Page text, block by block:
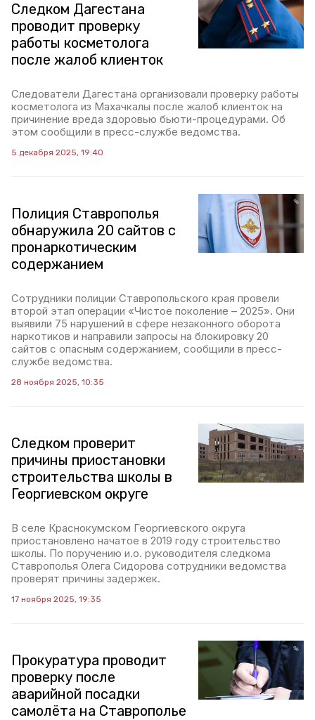
Следком Дагестана
проводит проверку
работы косметолога
после жалоб клиенток
Следователи Дагестана организовали проверку работы
косметолога из Махачкалы после жалоб клиенток на
причинение вреда здоровью бьюти-процедурами. Об
этом сообщили в пресс-службе ведомства.
5 декабря 2025, 19:40
Полиция Ставрополья
обнаружила 20 сайтов с
пронаркотическим
содержанием
Сотрудники полиции Ставропольского края провели
второй этап операции «Чистое поколение – 2025». Они
выявили 75 нарушений в сфере незаконного оборота
наркотиков и направили запросы на блокировку 20
сайтов с опасным содержанием, сообщили в пресс-
службе ведомства.
28 ноября 2025, 10:35
Следком проверит
причины приостановки
строительства школы в
Георгиевском округе
В селе Краснокумском Георгиевского округа
приостановлено начатое в 2019 году строительство
школы. По поручению и.о. руководителя следкома
Ставрополья Олега Сидорова сотрудники ведомства
проверят причины задержек.
17 ноября 2025, 19:35
Прокуратура проводит
проверку после
аварийной посадки
самолёта на Ставрополье